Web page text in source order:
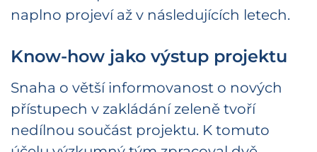
naplno projeví až v následujících letech.
Know-how jako výstup projektu
Snaha o větší informovanost o nových
přístupech v zakládání zeleně tvoří
nedílnou součást projektu. K tomuto